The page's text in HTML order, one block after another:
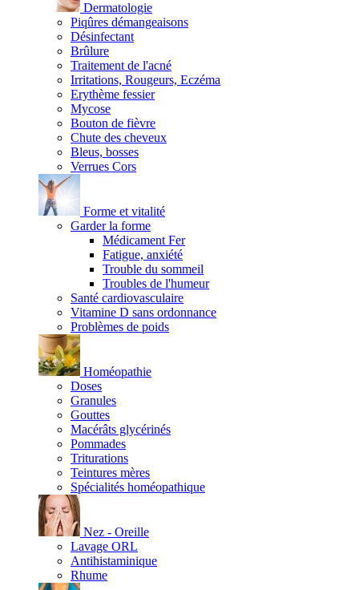
Dermatologie
Piqûres démangeaisons
Désinfectant
Brûlure
Traitement de l'acné
Irritations, Rougeurs, Eczéma
Erythème fessier
Mycose
Bouton de fièvre
Chute des cheveux
Bleus, bosses
Verrues Cors
Forme et vitalité
Garder la forme
Médicament Fer
Fatigue, anxiété
Trouble du sommeil
Troubles de l'humeur
Santé cardiovasculaire
Vitamine D sans ordonnance
Problèmes de poids
Homéopathie
Doses
Granules
Gouttes
Macérâts glycérinés
Pommades
Triturations
Teintures mères
Spécialités homéopathique
Nez - Oreille
Lavage ORL
Antihistaminique
Rhume